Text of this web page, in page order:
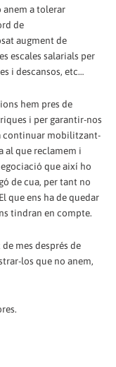
anem a tolerar
de
augment de
escales salarials per
i descansos, etc…
hem pres de
i per garantir-nos
continuar mobilitzant-
al que reclamem i
que així ho
de cua, per tant no
que ens ha de quedar
tindran en compte.
mes després de
los que no anem,